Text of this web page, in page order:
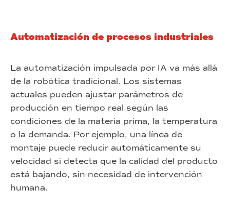
Automatización de procesos industriales
La automatización impulsada por IA va más allá
de la robótica tradicional. Los sistemas
actuales pueden ajustar parámetros de
producción en tiempo real según las
condiciones de la materia prima, la temperatura
o la demanda. Por ejemplo, una línea de
montaje puede reducir automáticamente su
velocidad si detecta que la calidad del producto
está bajando, sin necesidad de intervención
humana.